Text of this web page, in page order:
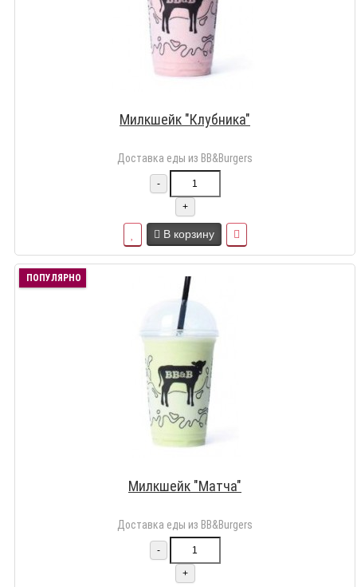
Милкшейк "Клубника"
Доставка еды из BB&Burgers
-
+
В корзину
ПОПУЛЯРНО
Милкшейк "Матча"
Доставка еды из BB&Burgers
-
+